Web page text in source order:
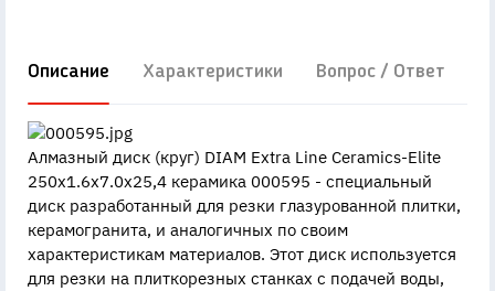
Описание Характеристики Вопрос / Ответ
Алмазный диск (круг) DIAM Extra Line Ceramics-Elite
250x1.6x7.0x25,4 керамика 000595 - специальный
диск разработанный для резки глазурованной плитки,
керамогранита, и аналогичных по своим
характеристикам материалов. Этот диск используется
для резки на плиткорезных станках с подачей воды,